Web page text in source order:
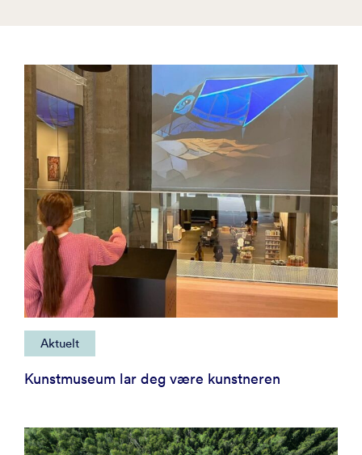
Aktuelt
Kunstmuseum lar deg være kunstneren